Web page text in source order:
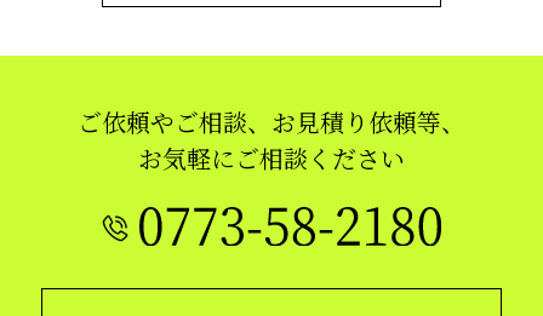
ご依頼やご相談、お見積り依頼等、
お気軽にご相談ください